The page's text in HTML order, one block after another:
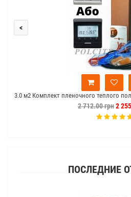
3.0 м2 Комплект пленочного теплого
2 712.00 грн2
<
ПОСЛЕДНИЕ